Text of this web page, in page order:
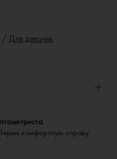
/ Для девочек
комфортную оправу